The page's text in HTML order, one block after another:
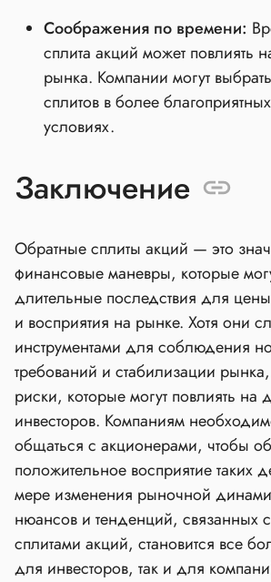
Соображения по времени:
сплита акций может повлиять
рынка. Компании могут
сплитов в более
условиях.
Заключение
Обратные сплиты акций — это
финансовые маневры, которые
длительные последствия для
и восприятия на рынке. Хотя они
инструментами для соблюдения
требований и стабилизации
риски, которые могут повлиять на
инвесторов. Компаниям
общаться с акционерами, чтобы
положительное восприятие таких
мере изменения рыночной
нюансов и тенденций, связанных
сплитами акций, становится все
для инвесторов, так и для